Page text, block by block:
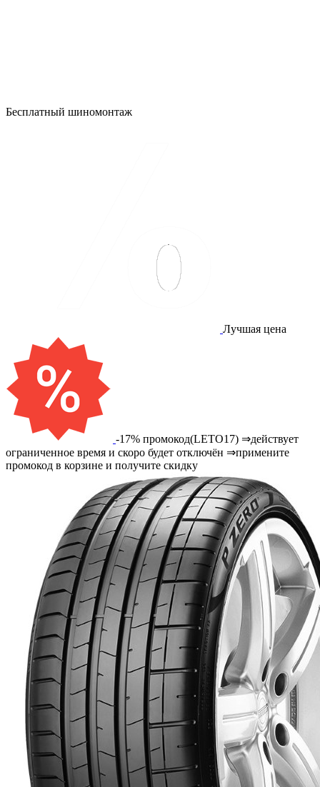
Бесплатный шиномонтаж
Лучшая цена
-17% промокод(LETO17) ⇒действует
ограниченное время и скоро будет отключён ⇒примените
промокод в корзине и получите скидку